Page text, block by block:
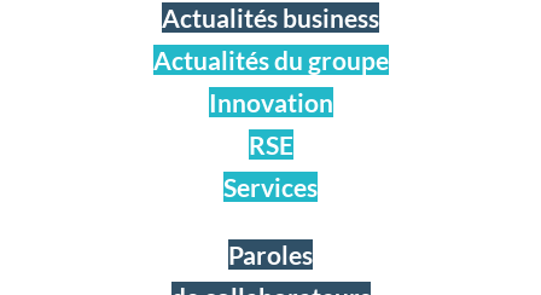
Actualités business
Actualités du groupe
Innovation
RSE
Services
Paroles